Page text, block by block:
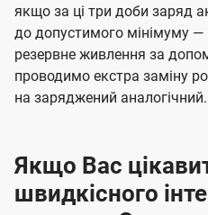
якщо за ці три доби заряд
до допустимого мінімуму
резервне живлення за
проводимо екстра заміну
на заряджений аналогічний.
Якщо Вас
швидкісного